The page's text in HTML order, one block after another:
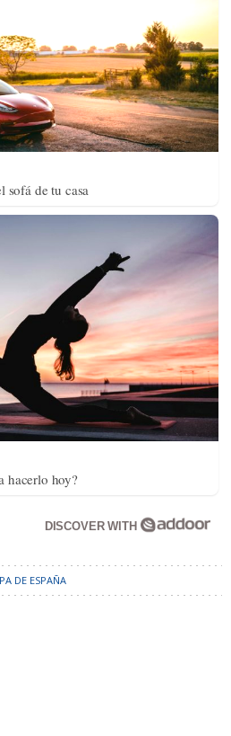
DE ESPAÑA